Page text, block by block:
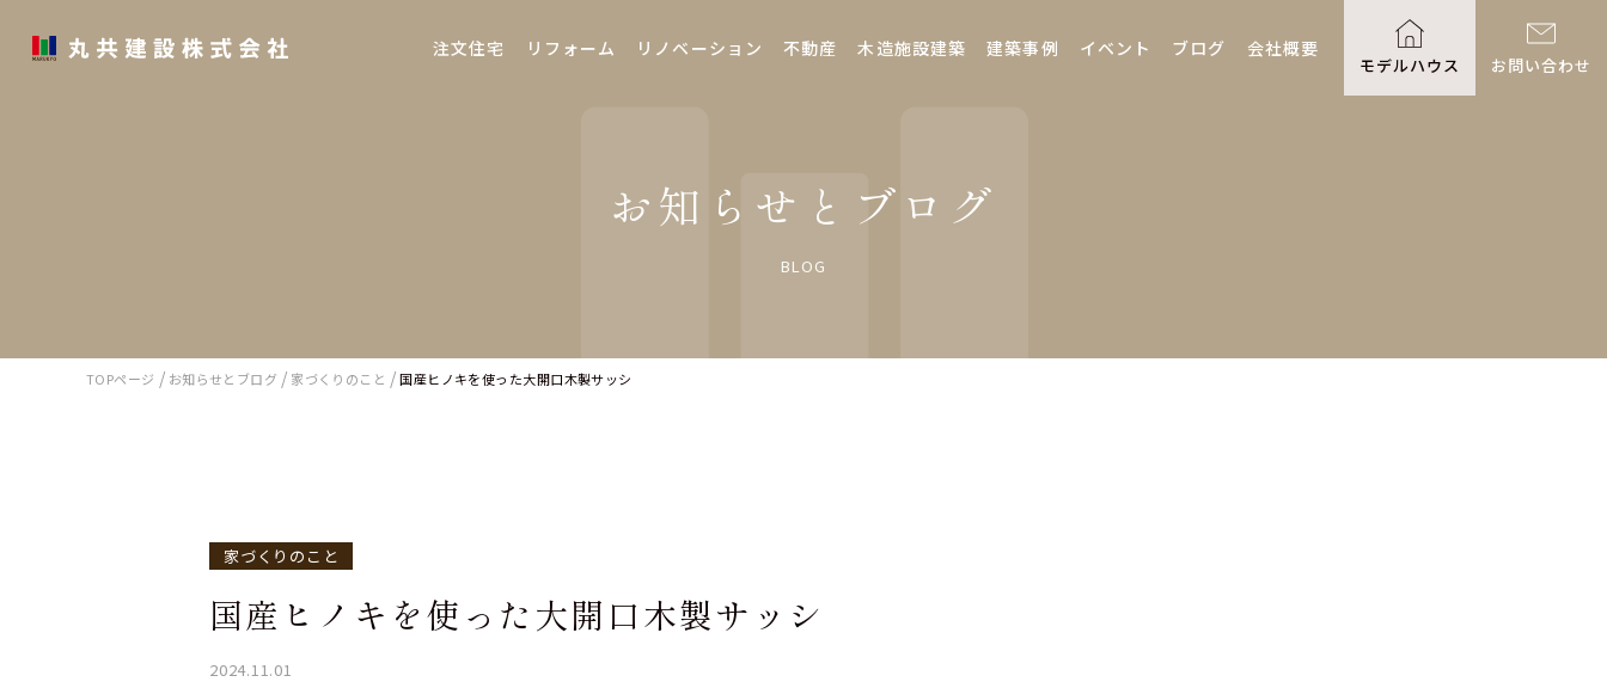
注文住宅 リフォーム リノベーション 不動産 木造施設建築 建築事例 イベント ブログ 会社概要
モデルハウス お問い合わせ
お知らせとブログ
BLOG
TOPページ / お知らせとブログ / 家づくりのこと /国産ヒノキを使った大開口木製サッシ
家づくりのこと
国産ヒノキを使った大開口木製サッシ
2024.11.01